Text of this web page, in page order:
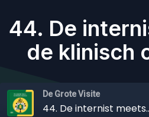
44. De
de klinisch
De Grote Visite
44. De internist